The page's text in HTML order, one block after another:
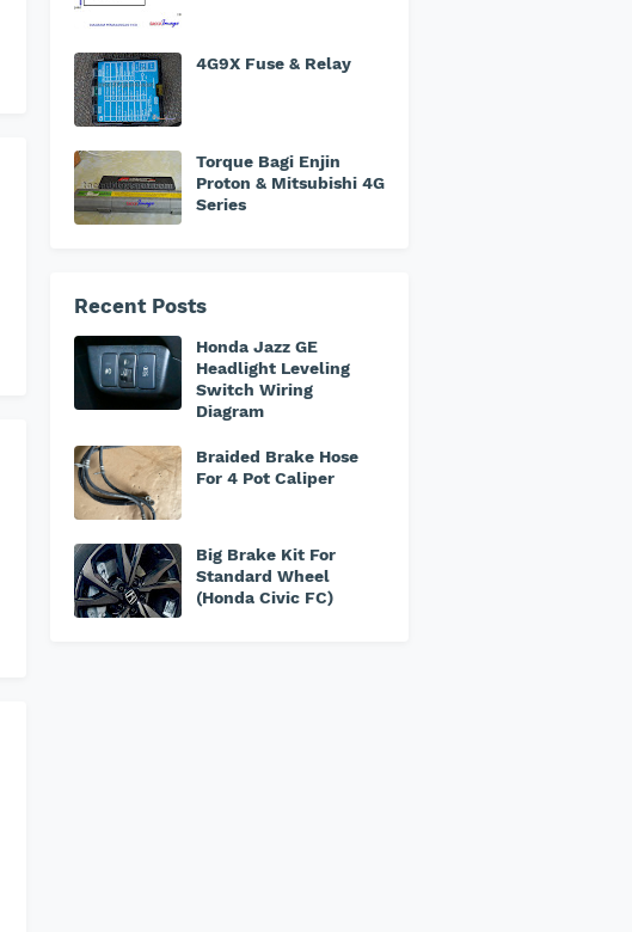
4G9X Fuse & Relay
Torque Bagi Enjin
Proton & Mitsubishi 4G
Series
Recent Posts
Honda Jazz GE
Headlight Leveling
Switch Wiring
Diagram
Braided Brake Hose
For 4 Pot Caliper
Big Brake Kit For
Standard Wheel
(Honda Civic FC)